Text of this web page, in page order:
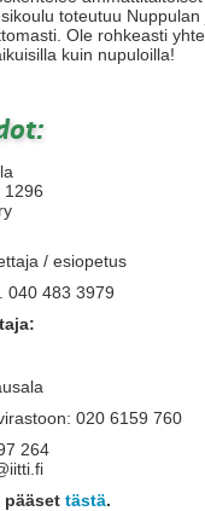
toteutuu
Ole rohkeasti
kuin nupuloilla!
1296
/ esiopetus
040 483 3979
020 6159 760
264
tästä.